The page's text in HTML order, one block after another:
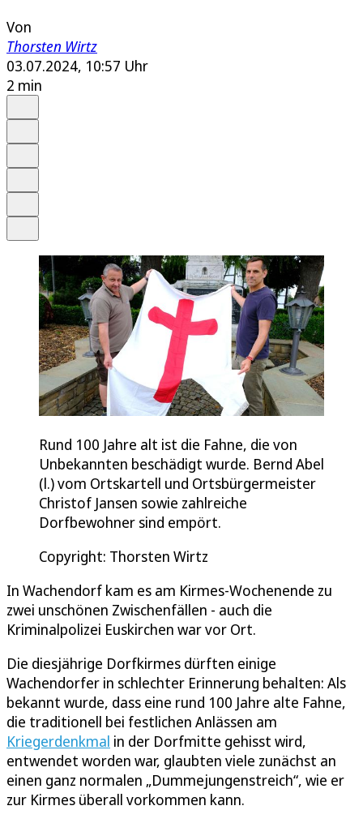
Von
Thorsten Wirtz
03.07.2024, 10:57 Uhr
2 min
Rund 100 Jahre alt ist die Fahne, die von
Unbekannten beschädigt wurde. Bernd Abel
(l.) vom Ortskartell und Ortsbürgermeister
Christof Jansen sowie zahlreiche
Dorfbewohner sind empört.
Copyright: Thorsten Wirtz
In Wachendorf kam es am Kirmes-Wochenende zu
zwei unschönen Zwischenfällen - auch die
Kriminalpolizei Euskirchen war vor Ort.
Die diesjährige Dorfkirmes dürften einige
Wachendorfer in schlechter Erinnerung behalten: Als
bekannt wurde, dass eine rund 100 Jahre alte Fahne,
die traditionell bei festlichen Anlässen am
Kriegerdenkmal in der Dorfmitte gehisst wird,
entwendet worden war, glaubten viele zunächst an
einen ganz normalen „Dummejungenstreich“, wie er
zur Kirmes überall vorkommen kann.